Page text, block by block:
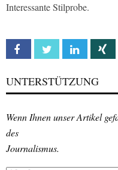
Interessante Stilprobe.
Facebook Twitter Linkedin
UNTERSTÜTZUNG
Wenn Ihnen unser Artikel
des
Journalismus.